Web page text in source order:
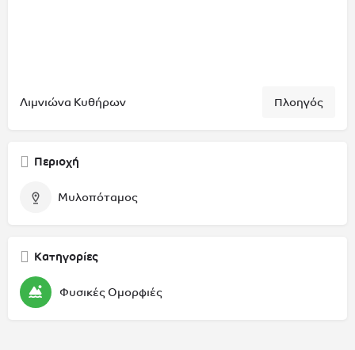
Λιμνιώνα Κυθήρων Πλοηγός
Περιοχή
Μυλοπόταμος
Κατηγορίες
Φυσικές Ομορφιές